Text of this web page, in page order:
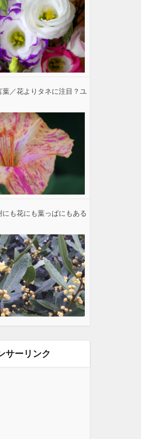
／花よりタネに注目？ユ
にも花にも葉っぱにもある
サーリンク